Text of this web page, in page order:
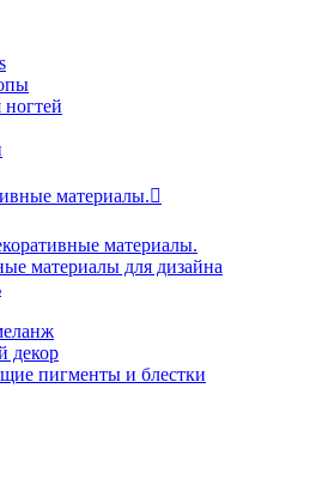
материалы.
материалы.
материалы для дизайна
декор
пигменты и блестки